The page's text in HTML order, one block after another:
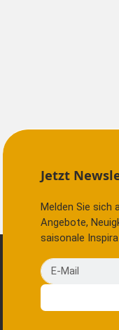
Jetzt
Melden Sie sich
Angebote,
saisonale
E-Mail